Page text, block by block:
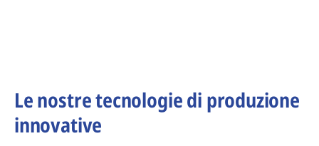
Le nostre tecnologie di produzione
innovative